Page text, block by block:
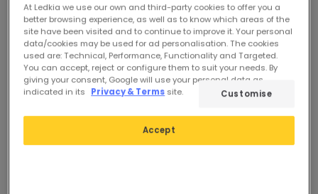
At Ledkia we use our own and third-party cookies to offer you a
better browsing experience, as well as to know which areas of the
site have been visited and to continue to improve it. Your personal
data/cookies may be used for ad personalisation. The cookies
used are: Technical, Performance, Functionality and Targeted.
You can accept, reject or configure them to suit your needs. By
giving your consent, Google will use your personal data as
indicated in its
Privacy & Terms site.
Accept
Customise